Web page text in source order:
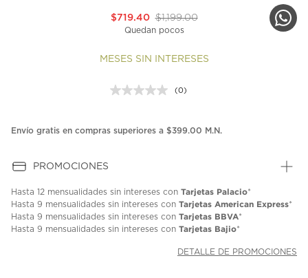
$1,199.00
$719.40
Quedan pocos
MESES SIN INTERESES
Sin
en
(0)
Envío gratis en compras superiores a $399.00 M.N.
PROMOCIONES
Hasta 12 mensualidades sin intereses con Tarjetas Palacio*
Hasta 9 mensualidades sin intereses con Tarjetas American Express*
Hasta 9 mensualidades sin intereses con Tarjetas BBVA*
Hasta 9 mensualidades sin intereses con Tarjetas Bajio*
DETALLE DE PROMOCIONES